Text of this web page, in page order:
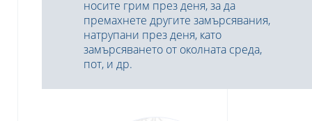
носите грим през деня, за да
премахнете другите замърсявания,
натрупани през деня, като
замърсяването от околната среда,
пот, и др.